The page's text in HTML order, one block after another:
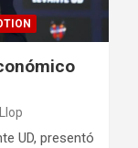
UD, presentó